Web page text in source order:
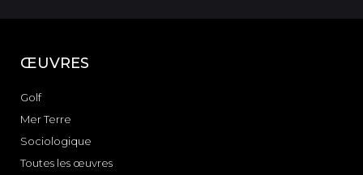
ŒUVRES
Golf
Mer Terre
Sociologique
Toutes les œuvres